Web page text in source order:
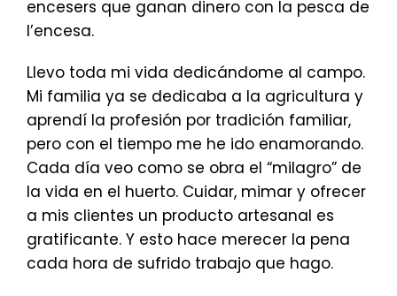
encesers que ganan dinero con la pesca de
l’encesa.
Llevo toda mi vida dedicándome al campo.
Mi familia ya se dedicaba a la agricultura y
aprendí la profesión por tradición familiar,
pero con el tiempo me he ido enamorando.
Cada día veo como se obra el “milagro” de
la vida en el huerto. Cuidar, mimar y ofrecer
a mis clientes un producto artesanal es
gratificante. Y esto hace merecer la pena
cada hora de sufrido trabajo que hago.